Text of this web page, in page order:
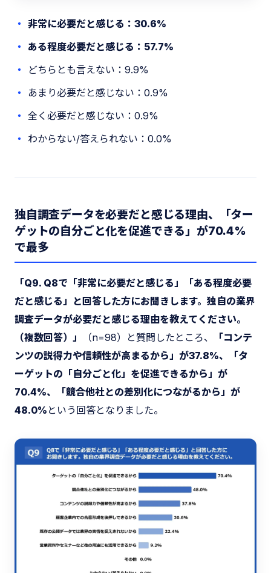
非常に必要だと感じる：30.6%
ある程度必要だと感じる：57.7%
どちらとも言えない：9.9%
あまり必要だと感じない：0.9%
全く必要だと感じない：0.9%
わからない/答えられない：0.0%
独自調査データを必要だと感じる理由、「ター
ゲットの自分ごと化を促進できる」が70.4%
で最多
「Q9. Q8で「非常に必要だと感じる」「ある程度必要
だと感じる」と回答した方にお聞きします。独自の業界
調査データが必要だと感じる理由を教えてください。
（複数回答）」
（n=98）と質問したところ、
「コンテ
ンツの説得力や信頼性が高まるから」が37.8%、「タ
ーゲットの「自分ごと化」を促進できるから」が
70.4%、「競合他社との差別化につながるから」が
48.0% という回答となりました。